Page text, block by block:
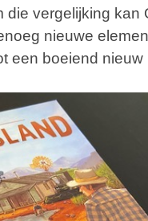
die vergelijking kan
nieuwe
een boeiend